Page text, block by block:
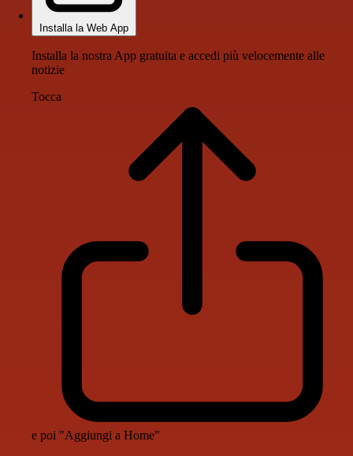
Installa la Web App
Installa la nostra App gratuita e accedi più velocemente alle
notizie
Tocca
e poi "Aggiungi a Home"